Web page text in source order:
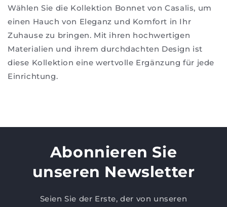
Wählen Sie die Kollektion Bonnet von Casalis, um
einen Hauch von Eleganz und Komfort in Ihr
Zuhause zu bringen. Mit ihren hochwertigen
Materialien und ihrem durchdachten Design ist
diese Kollektion eine wertvolle Ergänzung für jede
Einrichtung.
Abonnieren Sie
unseren Newsletter
Seien Sie der Erste, der von unseren